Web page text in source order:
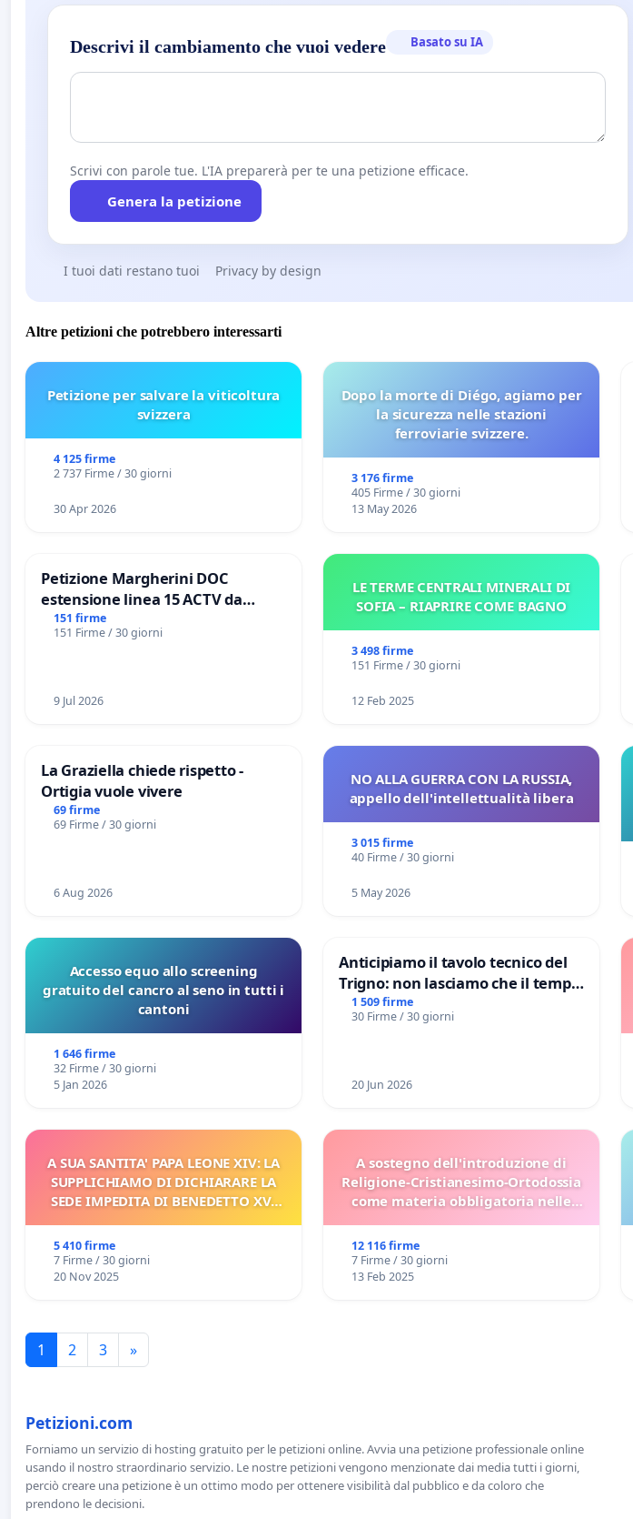
Descrivi il cambiamento che vuoi vedere Basato su IA
Scrivi con parole tue. L'IA preparerà per te una petizione efficace.
Genera la petizione
I tuoi dati restano tuoi Privacy by design
Altre petizioni che potrebbero interessarti
Petizione per salvare la viticoltura
svizzera
4 125 firme
2 737 Firme / 30 giorni
30 Apr 2026
Dopo la morte di Diégo, agiamo per
la sicurezza nelle stazioni
ferroviarie svizzere.
3 176 firme
405 Firme / 30 giorni
13 May 2026
Petizione Margherini DOC
estensione linea 15 ACTV da
Marghera P.zza S. Antonio
all'aeroporto Marco Polo tariffa a
151 firme
151 Firme / 30 giorni
9 Jul 2026
LE TERME CENTRALI MINERALI DI
SOFIA – RIAPRIRE COME BAGNO
3 498 firme
151 Firme / 30 giorni
12 Feb 2025
La Graziella chiede rispetto -
Ortigia vuole vivere
69 firme
69 Firme / 30 giorni
6 Aug 2026
NO ALLA GUERRA CON LA RUSSIA,
appello dell'intellettualità libera
3 015 firme
40 Firme / 30 giorni
5 May 2026
Accesso equo allo screening
gratuito del cancro al seno in tutti i
cantoni
1 646 firme
32 Firme / 30 giorni
5 Jan 2026
Anticipiamo il tavolo tecnico del
Trigno: non lasciamo che il tempo
rallenti le ricerche di Domenico
Racanati
1 509 firme
30 Firme / 30 giorni
20 Jun 2026
A SUA SANTITA' PAPA LEONE XIV: LA
SUPPLICHIAMO DI DICHIARARE LA
SEDE IMPEDITA DI BENEDETTO XVI
5 410 firme
7 Firme / 30 giorni
20 Nov 2025
A sostegno dell'introduzione di
Religione-Cristianesimo-Ortodossia
come materia obbligatoria nelle
12 116 firme
7 Firme / 30 giorni
13 Feb 2025
1 2 3 »
Petizioni.com
Forniamo un servizio di hosting gratuito per le petizioni online. Avvia una petizione professionale online
usando il nostro straordinario servizio. Le nostre petizioni vengono menzionate dai media tutti i giorni,
perciò creare una petizione è un ottimo modo per ottenere visibilità dal pubblico e da coloro che
prendono le decisioni.